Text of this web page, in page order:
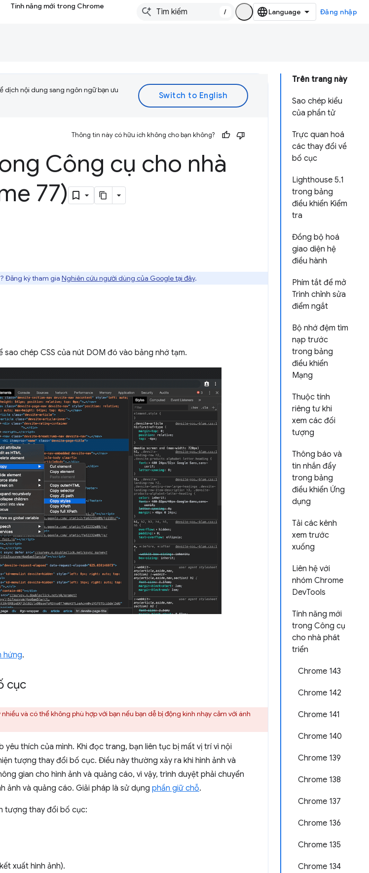
Tính năng mới trong Chrome
/ Đăng nhập
Trên trang này
Sao chép kiểu
của phần tử
Trực quan hoá
các thay đổi về
bố cục
Lighthouse 5.1
trong bảng
điều khiển Kiểm
tra
Đồng bộ hoá
giao diện hệ
điều hành
Phím tắt để mở
Trình chỉnh sửa
điểm ngắt
Bộ nhớ đệm tìm
nạp trước
trong bảng
điều khiển
Mạng
Thuộc tính
riêng tư khi
xem các đối
tượng
Thông báo và
tin nhắn đẩy
trong bảng
điều khiển Ứng
dụng
Tải các kênh
xem trước
xuống
Liên hệ với
nhóm Chrome
DevTools
Tính năng mới
trong Công cụ
cho nhà phát
triển
Chrome 143
Chrome 142
Chrome 141
Chrome 140
Chrome 139
Chrome 138
Chrome 137
Chrome 136
Chrome 135
Chrome 134
dịch nội dung sang ngôn ngữ bạn ưu
Thông tin này có hữu ích không cho bạn không?
Công cụ cho nhà
77)
Đăng ký tham gia Nghiên cứu người dùng của Google tại đây.
sao chép CSS của nút DOM đó vào bảng nhớ tạm.
hứng.
cục
và có thể không phù hợp với bạn nếu bạn dễ bị động kinh nhạy cảm với ánh
thích của mình. Khi đọc trang, bạn liên tục bị mất vị trí vì nội
tượng thay đổi bố cục. Điều này thường xảy ra khi hình ảnh và
gian cho hình ảnh và quảng cáo, vì vậy, trình duyệt phải chuyển
ảnh và quảng cáo. Giải pháp là sử dụng phần giữ chỗ.
tượng thay đổi bố cục:
xuất hình ảnh).